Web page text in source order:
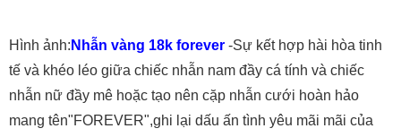
Hình ảnh: Nhẫn vàng 18k forever -Sự kết hợp hài hòa tinh
tế và khéo léo giữa chiếc nhẫn nam đầy cá tính và chiếc
nhẫn nữ đầy mê hoặc tạo nên cặp nhẫn cưới hoàn hảo
mang tên"FOREVER",ghi lại dấu ấn tình yêu mãi mãi của